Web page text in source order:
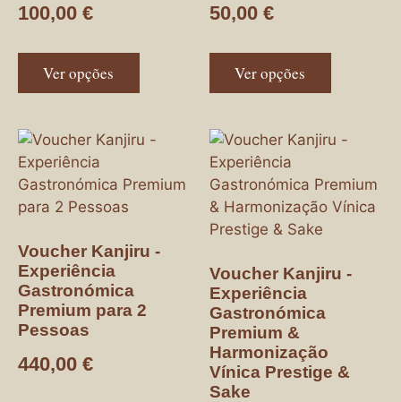
100,00 €
Ver opções
50,00 €
Ver opções
Voucher Kanjiru -
Experiência
Gastronómica
Premium para 2
Pessoas
440,00 €
Voucher Kanjiru -
Experiência
Gastronómica
Premium &
Harmonização
Vínica Prestige &
Sake